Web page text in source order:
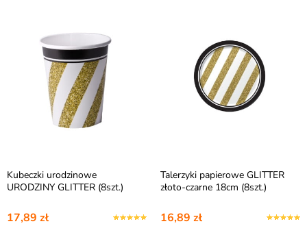
Kubeczki urodzinowe
URODZINY GLITTER (8szt.)
17,89 zł
Talerzyki papierowe GLITTER
złoto-czarne 18cm (8szt.)
16,89 zł